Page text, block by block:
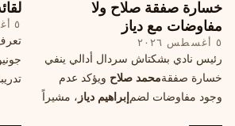
خسارة صفقة صلاح ولا
مفاوضات مع دياز
٥ أغسطس ٢٠٢٦
رئيس نادي بشكتاش سردال أدالي ينفي
خسارة صفقةمحمد صلاح ويؤكد عدم
وجود مفاوضات لضمإبراهيم دياز ، مشيراً
٥ أغسطس ٢٠٢٦